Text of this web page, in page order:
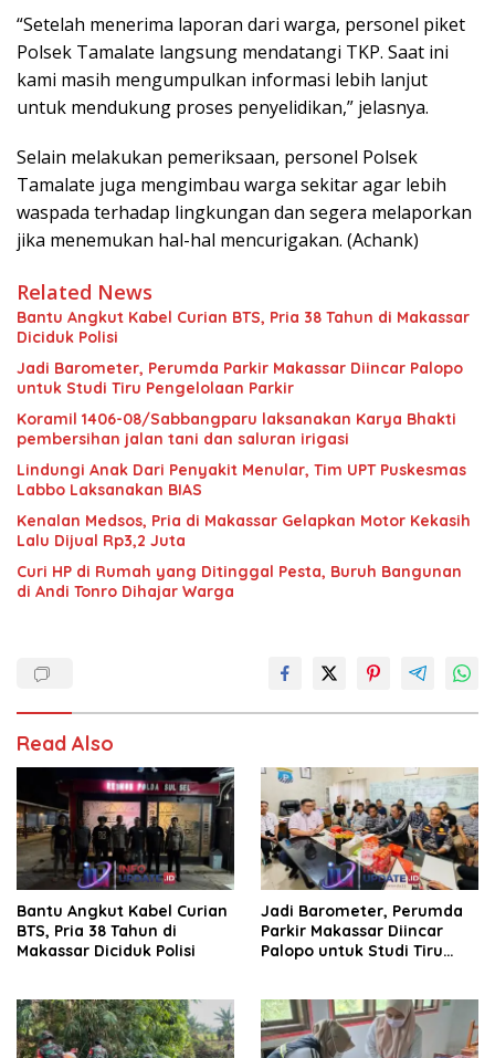
“Setelah menerima laporan dari warga, personel piket
Polsek Tamalate langsung mendatangi TKP. Saat ini
kami masih mengumpulkan informasi lebih lanjut
untuk mendukung proses penyelidikan,” jelasnya.
Selain melakukan pemeriksaan, personel Polsek
Tamalate juga mengimbau warga sekitar agar lebih
waspada terhadap lingkungan dan segera melaporkan
jika menemukan hal-hal mencurigakan. (Achank)
Related News
Bantu Angkut Kabel Curian BTS, Pria 38 Tahun di Makassar
Diciduk Polisi
Jadi Barometer, Perumda Parkir Makassar Diincar Palopo
untuk Studi Tiru Pengelolaan Parkir
Koramil 1406-08/Sabbangparu laksanakan Karya Bhakti
pembersihan jalan tani dan saluran irigasi
Lindungi Anak Dari Penyakit Menular, Tim UPT Puskesmas
Labbo Laksanakan BIAS
Kenalan Medsos, Pria di Makassar Gelapkan Motor Kekasih
Lalu Dijual Rp3,2 Juta
Curi HP di Rumah yang Ditinggal Pesta, Buruh Bangunan
di Andi Tonro Dihajar Warga
Read Also
Bantu Angkut Kabel Curian
BTS, Pria 38 Tahun di
Makassar Diciduk Polisi
Jadi Barometer, Perumda
Parkir Makassar Diincar
Palopo untuk Studi Tiru